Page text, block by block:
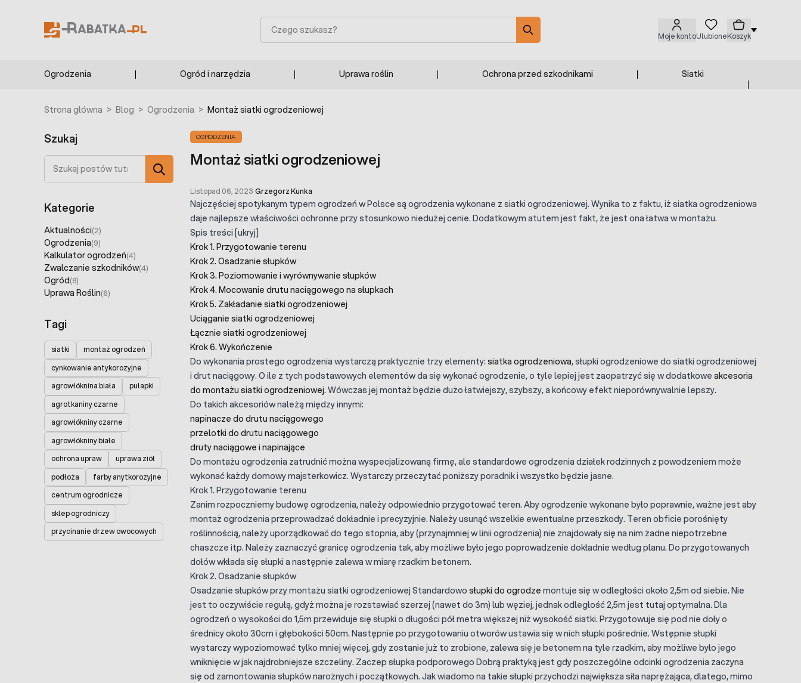
Moje kontoUlubioneKoszyk
Szukaj
Ogrodzenia Ogród i narzędzia Uprawa roślin Ochrona przed szkodnikami Siatki
Strona główna > Blog > Ogrodzenia > Montaż siatki ogrodzeniowej
OGRODZENIA
Montaż siatki ogrodzeniowej
Listopad 06, 2023·Grzegorz Kunka
Najczęściej spotykanym typem ogrodzeń w Polsce są ogrodzenia wykonane z siatki ogrodzeniowej. Wynika to z faktu, iż siatka ogrodzeniowa
daje najlepsze właściwości ochronne przy stosunkowo niedużej cenie. Dodatkowym atutem jest fakt, że jest ona łatwa w montażu.
Spis treści [ukryj]
Krok 1. Przygotowanie terenu
Krok 2. Osadzanie słupków
Krok 3. Poziomowanie i wyrównywanie słupków
Krok 4. Mocowanie drutu naciągowego na słupkach
Krok 5. Zakładanie siatki ogrodzeniowej
Uciąganie siatki ogrodzeniowej
Łącznie siatki ogrodzeniowej
Krok 6. Wykończenie
Do wykonania prostego ogrodzenia wystarczą praktycznie trzy elementy: siatka ogrodzeniowa, słupki ogrodzeniowe do siatki ogrodzeniowej
i drut naciągowy. O ile z tych podstawowych elementów da się wykonać ogrodzenie, o tyle lepiej jest zaopatrzyć się w dodatkowe akcesoria
do montażu siatki ogrodzeniowej. Wówczas jej montaż będzie dużo łatwiejszy, szybszy, a końcowy efekt nieporównywalnie lepszy.
Do takich akcesoriów należą między innymi:
napinacze do drutu naciągowego
przelotki do drutu naciągowego
druty naciągowe i napinające
Do montażu ogrodzenia zatrudnić można wyspecjalizowaną firmę, ale standardowe ogrodzenia działek rodzinnych z powodzeniem może
wykonać każdy domowy majsterkowicz. Wystarczy przeczytać poniższy poradnik i wszystko będzie jasne.
Krok 1. Przygotowanie terenu
Zanim rozpoczniemy budowę ogrodzenia, należy odpowiednio przygotować teren. Aby ogrodzenie wykonane było poprawnie, ważne jest aby
montaż ogrodzenia przeprowadzać dokładnie i precyzyjnie. Należy usunąć wszelkie ewentualne przeszkody. Teren obficie porośnięty
roślinnością, należy uporządkować do tego stopnia, aby (przynajmniej w linii ogrodzenia) nie znajdowały się na nim żadne niepotrzebne
chaszcze itp. Należy zaznaczyć granicę ogrodzenia tak, aby możliwe było jego poprowadzenie dokładnie według planu. Do przygotowanych
dołów wkłada się słupki a następnie zalewa w miarę rzadkim betonem.
Krok 2. Osadzanie słupków
Osadzanie słupków przy montażu siatki ogrodzeniowej Standardowo słupki do ogrodze montuje się w odległości około 2,5m od siebie. Nie
jest to oczywiście regułą, gdyż można je rozstawiać szerzej (nawet do 3m) lub węziej, jednak odległość 2,5m jest tutaj optymalna. Dla
ogrodzeń o wysokości do 1,5m przewiduje się słupki o długości pół metra większej niż wysokość siatki. Przygotowuje się pod nie doły o
średnicy około 30cm i głębokości 50cm. Następnie po przygotowaniu otworów ustawia się w nich słupki pośrednie. Wstępnie słupki
wystarczy wypoziomować tylko mniej więcej, gdy zostanie już to zrobione, zalewa się je betonem na tyle rzadkim, aby możliwe było jego
wniknięcie w jak najdrobniejsze szczeliny. Zaczep słupka podporowego Dobrą praktyką jest gdy poszczególne odcinki ogrodzenia zaczyna
się od zamontowania słupków narożnych i początkowych. Jak wiadomo na takie słupki przychodzi największa siła naprężająca, dlatego, mimo
Szukaj
Szukaj
Kategorie
Aktualności(2)
Ogrodzenia(9)
Kalkulator ogrodzeń(4)
Zwalczanie szkodników(4)
Ogród(8)
Uprawa Roślin(6)
Tagi
siatki
montaż ogrodzeń
cynkowanie antykorozyjne
agrowłóknina biała
pułapki
agrotkaniny czarne
agrowłókniny czarne
agrowłókniny białe
ochrona upraw
uprawa ziół
podłoża
farby anytkorozyjne
centrum ogrodnicze
sklep ogrodniczy
przycinanie drzew owocowych